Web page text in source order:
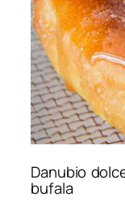
Danubio
bufala